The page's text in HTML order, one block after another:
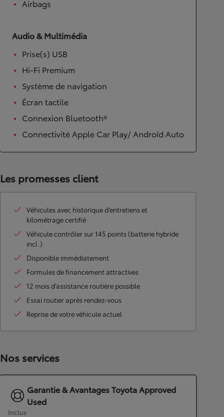
Airbags
Audio & Multimédia
Prise(s) USB
Hi-Fi Premium
Système de navigation
Écran tactile
Connexion Bluetooth®
Connectivité Apple Car Play/ Androïd Auto
Les promesses client
Véhicules avec historique d’entretiens et
kilométrage certifié
Véhicule contrôler sur 145 points (batterie hybride
incl.)
Disponible immédiatement
Formules de financement attractives
12 mois d’assistance routière possible
Essai routier après rendez-vous
Reprise de votre véhicule actuel
Nos services
Garantie & Avantages Toyota Approved
Used
Inclus